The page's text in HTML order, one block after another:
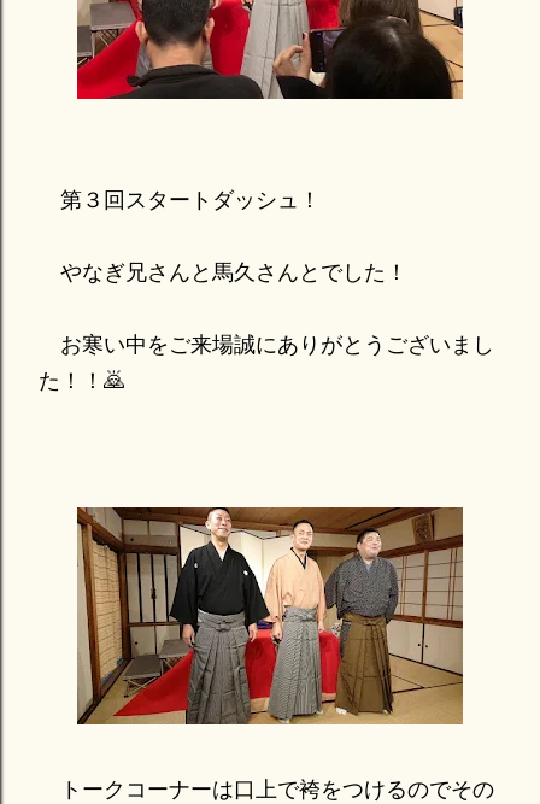
第３回スタートダッシュ！
やなぎ兄さんと馬久さんとでした！
お寒い中をご来場誠にありがとうございまし
た！！🙇
トークコーナーは口上で袴をつけるのでその